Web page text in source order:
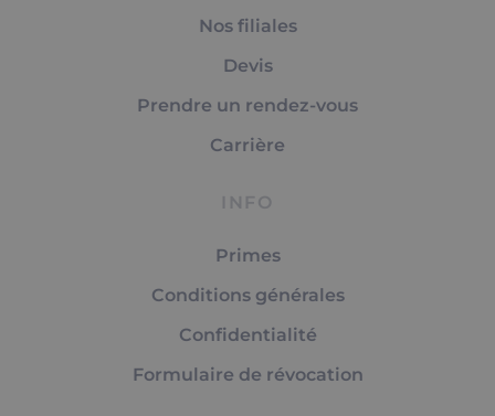
Nos filiales
Devis
Prendre un rendez-vous
Carrière
INFO
Primes
Conditions générales
Confidentialité
Formulaire de révocation